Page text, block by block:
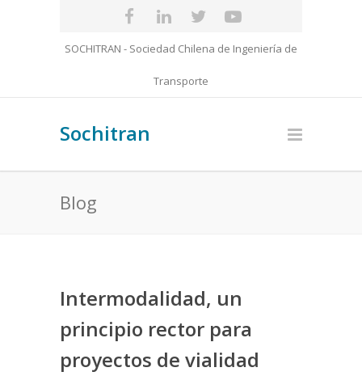
SOCHITRAN - Sociedad Chilena de Ingeniería de
Transporte
Sochitran
Blog
Intermodalidad, un
principio rector para
proyectos de vialidad